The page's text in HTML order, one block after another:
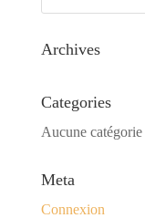
Archives
Categories
Aucune catégorie
Meta
Connexion